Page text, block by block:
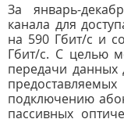
За январь-
канала для
на 590 Гбит/с и
Гбит/с. С целью
передачи данных
подключению
пассивных